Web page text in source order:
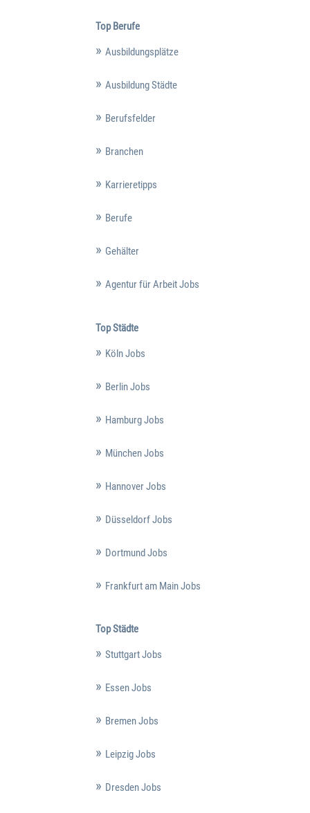
Top Berufe
Ausbildungsplätze
Ausbildung Städte
Berufsfelder
Branchen
Karrieretipps
Berufe
Gehälter
Agentur für Arbeit Jobs
Top Städte
Köln Jobs
Berlin Jobs
Hamburg Jobs
München Jobs
Hannover Jobs
Düsseldorf Jobs
Dortmund Jobs
Frankfurt am Main Jobs
Top Städte
Stuttgart Jobs
Essen Jobs
Bremen Jobs
Leipzig Jobs
Dresden Jobs